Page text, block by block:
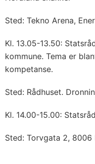
Sted: Tekno Arena,
Kl. 13.05-13.50:
kommune. Tema er
kompetanse.
Sted: Rådhuset.
Kl. 14.00-15.00:
Sted: Torvgata 2, 8006